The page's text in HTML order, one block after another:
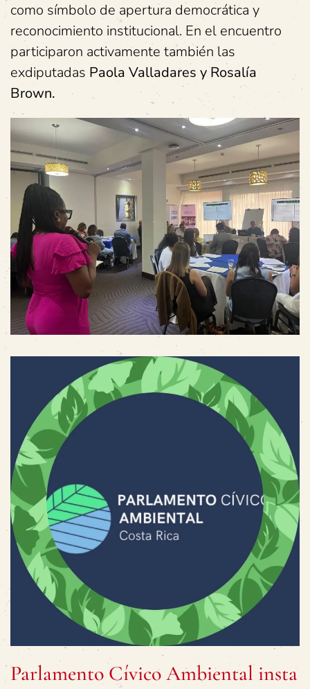
como símbolo de apertura democrática y
reconocimiento institucional. En el encuentro
participaron activamente también las
exdiputadas Paola Valladares y Rosalía
Brown.
Parlamento Cívico Ambiental insta